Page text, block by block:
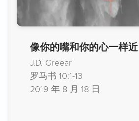
像你的嘴和你的心一样近
J.D. Greear
罗马书 10:1-13
2019 年 8 月 18 日